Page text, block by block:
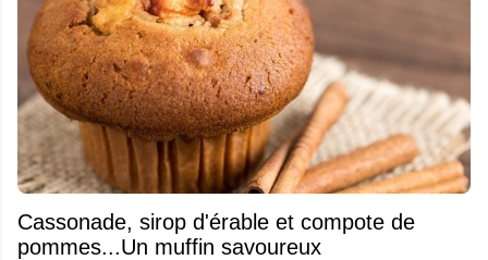
​Cassonade, sirop d'érable et compote de
pommes...Un muffin savoureux